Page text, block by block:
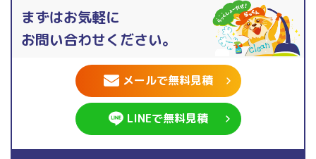
まずはお気軽に
お問い合わせください。
メールで無料見積
LINEで無料見積